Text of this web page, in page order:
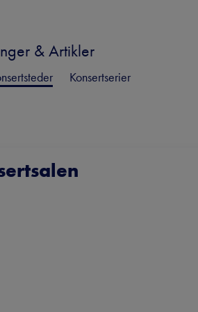
& Artikler
Konsertserier